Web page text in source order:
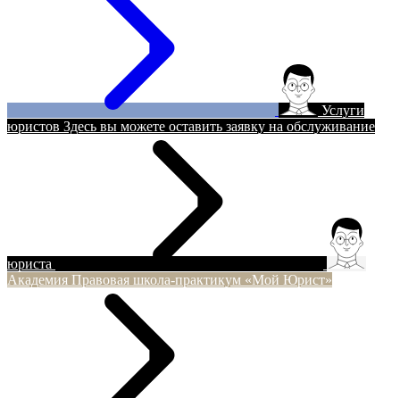
Услуги
юристов Здесь вы можете оставить заявку на обслуживание
юриста
Академия Правовая школа-практикум «Мой Юрист»